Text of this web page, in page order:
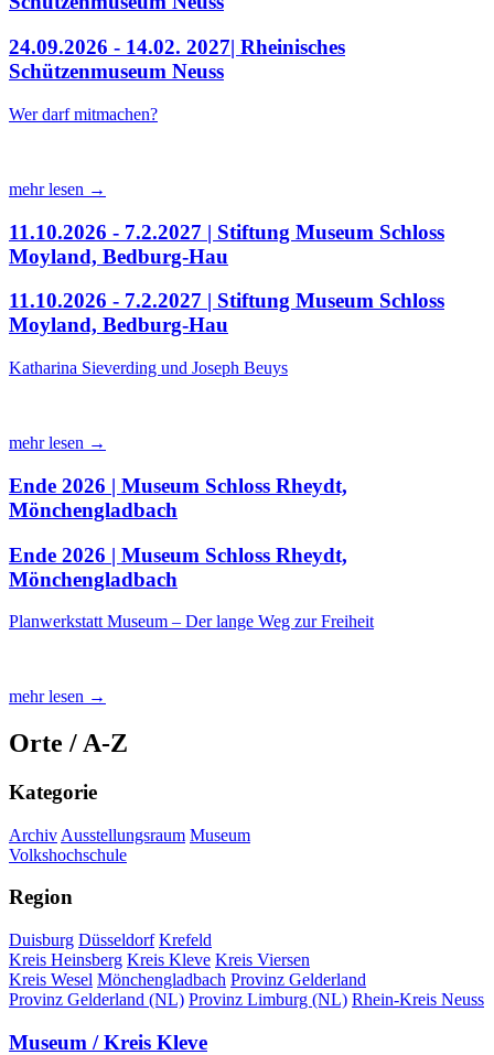
24.09.2026 - 14.02. 2027| Rheinisches
Schützenmuseum Neuss
Wer darf mitmachen?
mehr lesen →
11.10.2026 - 7.2.2027 | Stiftung Museum Schloss
Moyland, Bedburg-Hau
11.10.2026 - 7.2.2027 | Stiftung Museum Schloss
Moyland, Bedburg-Hau
Katharina Sieverding und Joseph Beuys
mehr lesen →
Ende 2026 | Museum Schloss Rheydt,
Mönchengladbach
Ende 2026 | Museum Schloss Rheydt,
Mönchengladbach
Planwerkstatt Museum – Der lange Weg zur Freiheit
mehr lesen →
Orte / A-Z
Kategorie
Archiv Ausstellungsraum Museum
Volkshochschule
Region
Duisburg Düsseldorf Krefeld
Kreis Heinsberg Kreis Kleve Kreis Viersen
Kreis Wesel Mönchengladbach Provinz Gelderland
Provinz Gelderland (NL) Provinz Limburg (NL) Rhein-Kreis Neuss
Museum / Kreis Kleve